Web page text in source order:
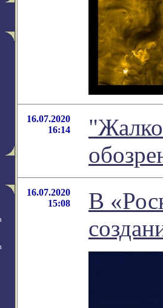
16.07.2020
16:14
16.07.2020
15:08
В